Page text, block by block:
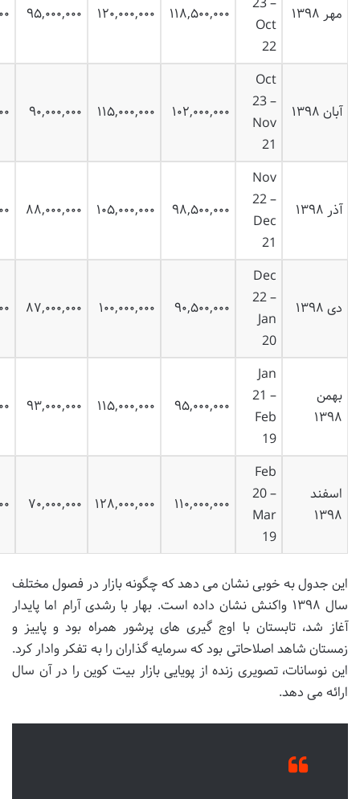
مهر ۱۳۹۸
Oct
22
۱۱۸,۵۰۰,۰۰۰ ۱۲۰,۰۰۰,۰۰۰ ۹۵,۰۰۰,۰۰۰
آبان ۱۳۹۸
Oct
23 –
Nov
21
۱۰۲,۰۰۰,۰۰۰ ۱۱۵,۰۰۰,۰۰۰ ۹۰,۰۰۰,۰۰۰
آذر ۱۳۹۸
Nov
22 –
Dec
21
۹۸,۵۰۰,۰۰۰ ۱۰۵,۰۰۰,۰۰۰ ۸۸,۰۰۰,۰۰۰
دی ۱۳۹۸
Dec
22 –
Jan
20
۹۰,۵۰۰,۰۰۰ ۱۰۰,۰۰۰,۰۰۰ ۸۷,۰۰۰,۰۰۰
بهمن
۱۳۹۸
Jan
21 –
Feb
19
۹۵,۰۰۰,۰۰۰ ۱۱۵,۰۰۰,۰۰۰ ۹۳,۰۰۰,۰۰۰
اسفند
۱۳۹۸
Feb
20 –
Mar
19
۱۱۰,۰۰۰,۰۰۰ ۱۲۸,۰۰۰,۰۰۰ ۷۰,۰۰۰,۰۰۰
این جدول به خوبی نشان می دهد که چگونه بازار در فصول مختلف
سال ۱۳۹۸ واکنش نشان داده است. بهار با رشدی آرام اما پایدار
آغاز شد، تابستان با اوج گیری های پرشور همراه بود و پاییز و
زمستان شاهد اصلاحاتی بود که سرمایه گذاران را به تفکر وادار کرد.
این نوسانات، تصویری زنده از پویایی بازار بیت کوین را در آن سال
ارائه می دهد.